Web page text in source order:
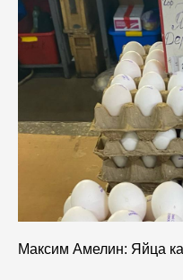
Максим Амелин: Яйца